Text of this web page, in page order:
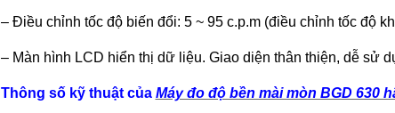
– Điều chỉnh tốc độ biến đổi: 5 ~ 95 c.p.m (điều chỉnh tốc độ
– Màn hình LCD hiển thị dữ liệu. Giao diện thân thiện, dễ sử
Thông số kỹ thuật của Máy đo độ bền mài mòn BGD 630